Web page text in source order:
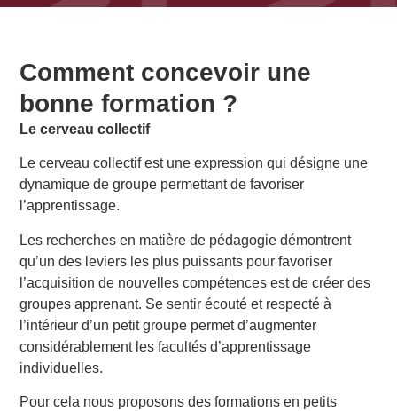
Comment concevoir une
bonne formation ?
Le cerveau collectif
Le cerveau collectif est une expression qui désigne une
dynamique de groupe permettant de favoriser
l’apprentissage.
Les recherches en matière de pédagogie démontrent
qu’un des leviers les plus puissants pour favoriser
l’acquisition de nouvelles compétences est de créer des
groupes apprenant. Se sentir écouté et respecté à
l’intérieur d’un petit groupe permet d’augmenter
considérablement les facultés d’apprentissage
individuelles.
Pour cela nous proposons des formations en petits